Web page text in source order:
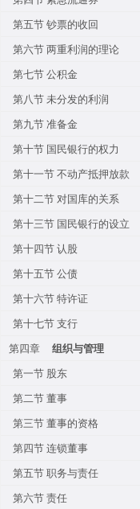
第五节 钞票的收回
第六节 两重利润的理论
第七节 公积金
第八节 未分发的利润
第九节 准备金
第十节 国民银行的权力
第十一节 不动产抵押放款
第十二节 对国库的关系
第十三节 国民银行的设立
第十四节 认股
第十五节 公债
第十六节 特许证
第十七节 支行
第四章
组织与管理
第一节 股东
第二节 董事
第三节 董事的资格
第四节 连锁董事
第五节 职务与责任
第六节 责任